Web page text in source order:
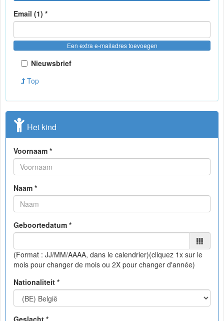
Email (1) *
Een extra e-mailadres toevoegen
Nieuwsbrief
Top
Het kind
Voornaam *
Naam *
Geboortedatum *
(Format : JJ/MM/AAAA, dans le calendrier)(cliquez 1x sur le
mois pour changer de mois ou 2X pour changer d'année)
Nationaliteit *
Geslacht *